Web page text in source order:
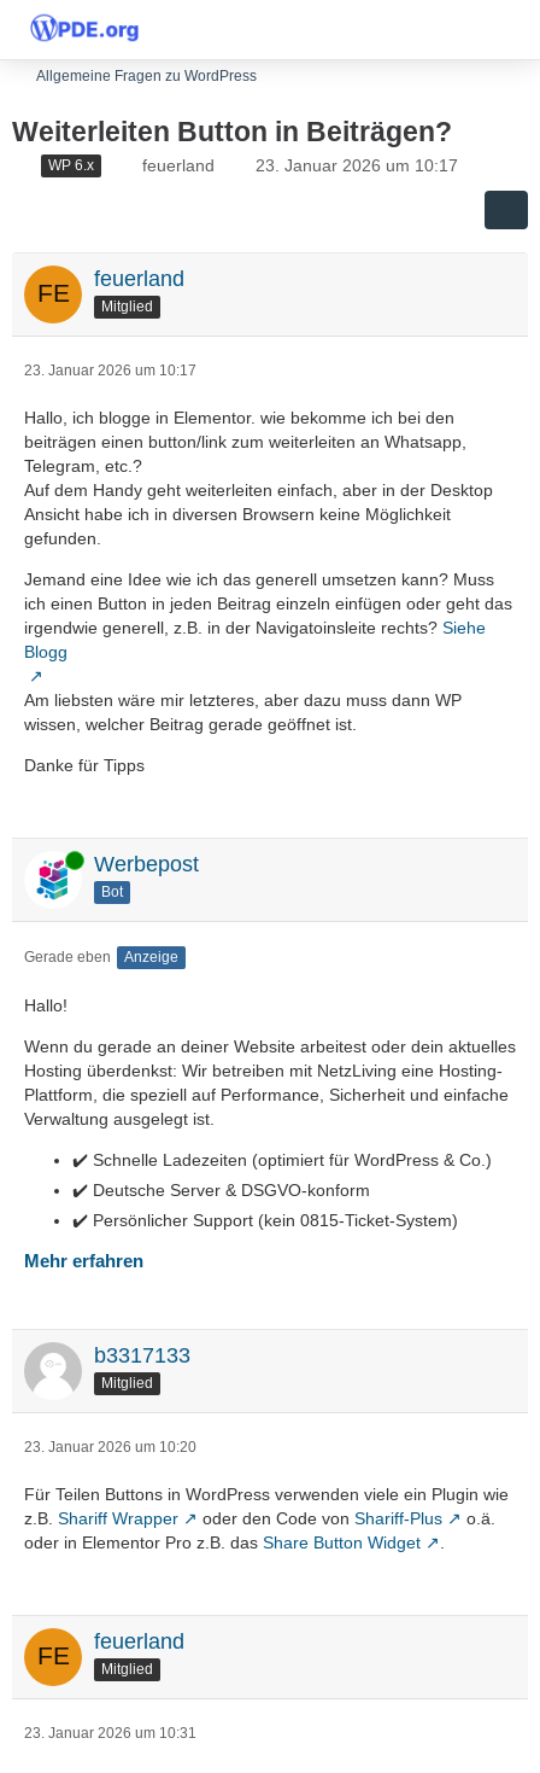
Allgemeine Fragen zu WordPress
Weiterleiten Button in Beiträgen?
WP 6.x feuerland 23. Januar 2026 um 10:17
feuerland
Mitglied
23. Januar 2026 um 10:17
Hallo, ich blogge in Elementor. wie bekomme ich bei den
beiträgen einen button/link zum weiterleiten an Whatsapp,
Telegram, etc.?
Auf dem Handy geht weiterleiten einfach, aber in der Desktop
Ansicht habe ich in diversen Browsern keine Möglichkeit
gefunden.
Jemand eine Idee wie ich das generell umsetzen kann? Muss
ich einen Button in jeden Beitrag einzeln einfügen oder geht das
irgendwie generell, z.B. in der Navigatoinsleite rechts? Siehe
Blogg
Am liebsten wäre mir letzteres, aber dazu muss dann WP
wissen, welcher Beitrag gerade geöffnet ist.
Danke für Tipps
Online Werbepost
Bot
Gerade eben Anzeige
Hallo!
Wenn du gerade an deiner Website arbeitest oder dein aktuelles
Hosting überdenkst: Wir betreiben mit NetzLiving eine Hosting-
Plattform, die speziell auf Performance, Sicherheit und einfache
Verwaltung ausgelegt ist.
✔️ Schnelle Ladezeiten (optimiert für WordPress & Co.)
✔️ Deutsche Server & DSGVO-konform
✔️ Persönlicher Support (kein 0815-Ticket-System)
Mehr erfahren
b3317133
Mitglied
23. Januar 2026 um 10:20
Für Teilen Buttons in WordPress verwenden viele ein Plugin wie
z.B. Shariff Wrapper oder den Code von Shariff-Plus
o.ä.
oder in Elementor Pro z.B. das Share Button Widget
feuerland
Mitglied
23. Januar 2026 um 10:31